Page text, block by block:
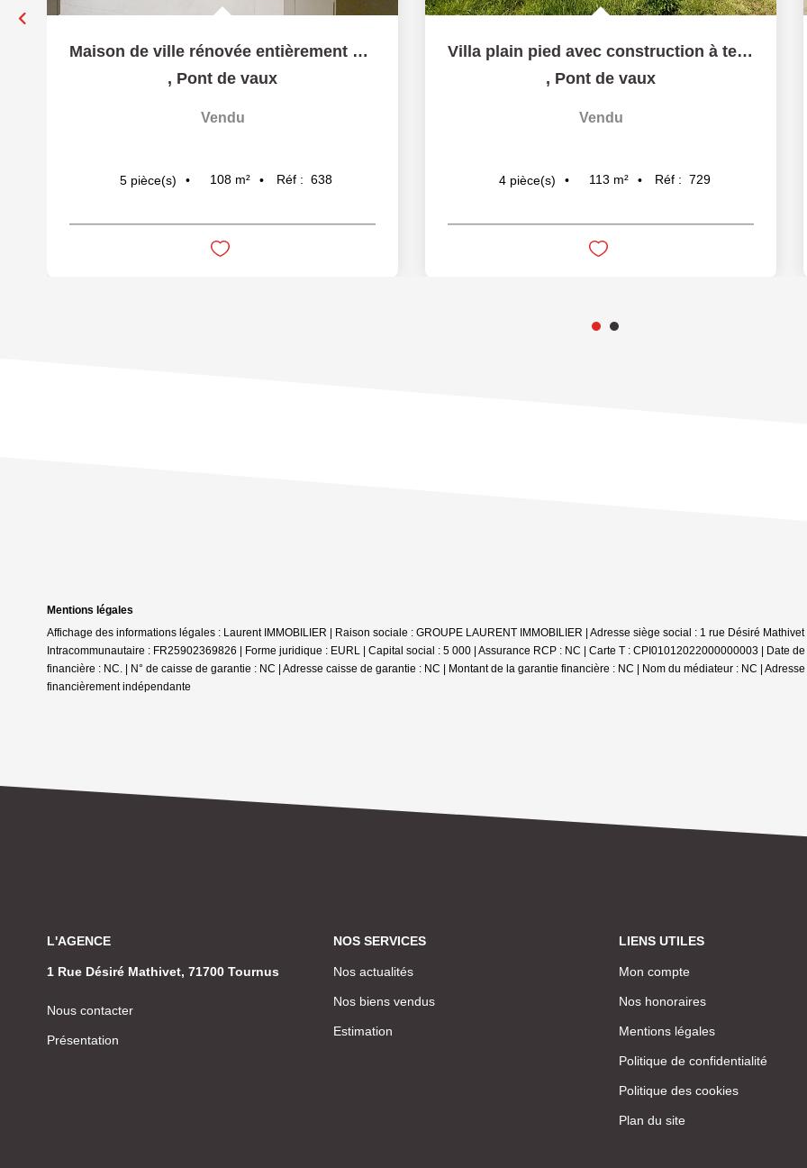
Maison de ville rénovée entièrement 3 chambres + jardinet -...
, Pont de vaux
Vendu
5 pièce(s) 108 m² Réf : 638
Villa plain pied avec construction à terminer, 113 m²...
, Pont de vaux
Vendu
4 pièce(s) 113 m² Réf : 729
Mentions légales
Affichage des informations légales : Laurent IMMOBILIER | Raison sociale : GROUPE LAURENT IMMOBILIER | Adresse siège social : 1 rue Désiré
Intracommunautaire : FR25902369826 | Forme juridique : EURL | Capital social : 5 000 | Assurance RCP : NC | Carte T : CPI01012022000000003 | Date
financière : NC. | N° de caisse de garantie : NC | Adresse caisse de garantie : NC | Montant de la garantie financière : NC | Nom du médiateur : NC |
financièrement indépendante
L'AGENCE
1 Rue Désiré Mathivet, 71700 Tournus
Nous contacter
Présentation
NOS SERVICES
Nos actualités
Nos biens vendus
Estimation
LIENS UTILES
Mon compte
Nos honoraires
Mentions légales
Politique de confidentialité
Politique des cookies
Plan du site